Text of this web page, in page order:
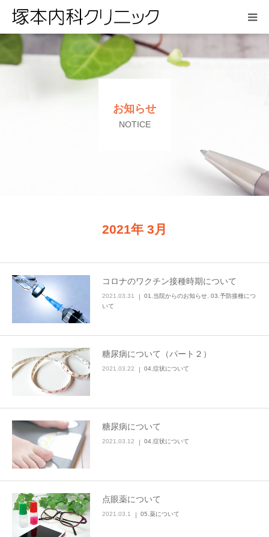
お知らせ
NOTICE
2021年 3月
コロナのワクチン接種時期について
2021.03.31 01.当院からのお知らせ 03.予防接種につ
いて
糖尿病について（パート２）
2021.03.22 04.症状について
糖尿病について
2021.03.12 04.症状について
点眼薬について
2021.03.1 05.薬について